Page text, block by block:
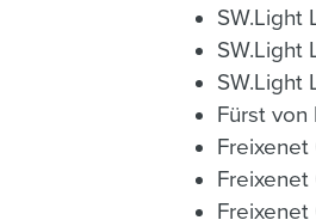
SW.Light
Fürst von
Freixenet
Freixenet
Freixenet